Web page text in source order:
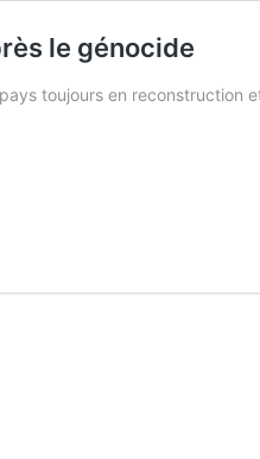
le génocide
toujours en reconstruction